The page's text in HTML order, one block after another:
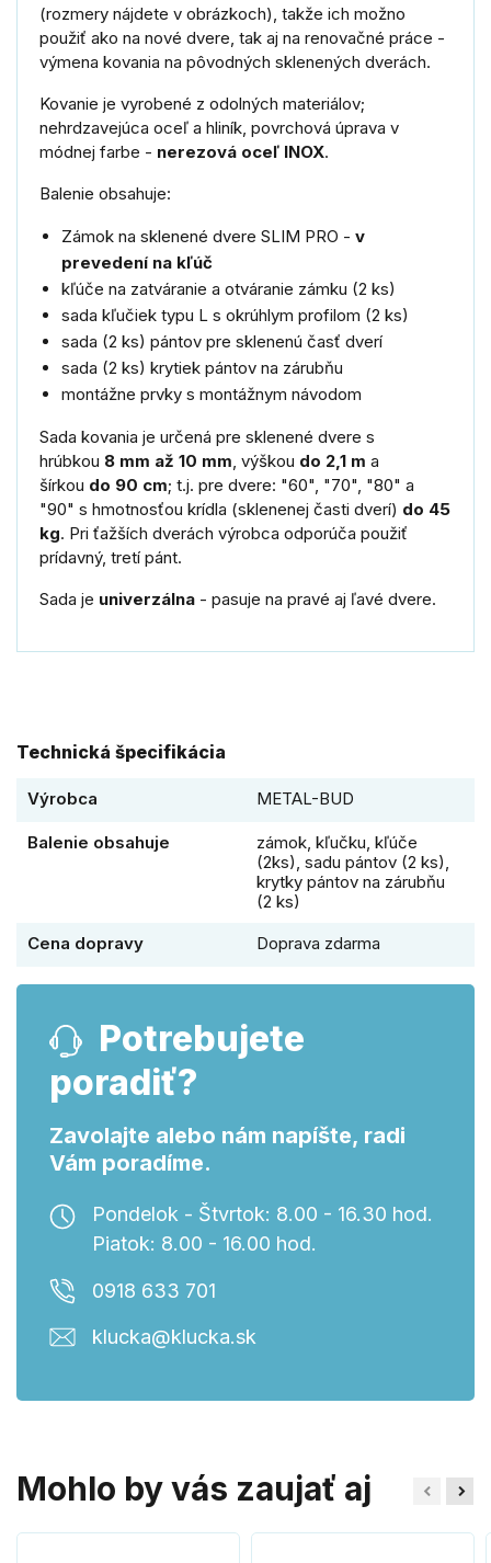
(rozmery nájdete v obrázkoch), takže ich možno
použiť ako na nové dvere, tak aj na renovačné práce -
výmena kovania na pôvodných sklenených dverách.
Kovanie je vyrobené z odolných materiálov;
nehrdzavejúca oceľ a hliník, povrchová úprava v
módnej farbe - nerezová oceľ INOX.
Balenie obsahuje:
Zámok na sklenené dvere SLIM PRO - v
prevedení na kľúč
kľúče na zatváranie a otváranie zámku (2 ks)
sada kľučiek typu L s okrúhlym profilom (2 ks)
sada (2 ks) pántov pre sklenenú časť dverí
sada (2 ks) krytiek pántov na zárubňu
montážne prvky s montážnym návodom
Sada kovania je určená pre sklenené dvere s
hrúbkou 8 mm až 10 mm, výškou do 2,1 m a
šírkou do 90 cm; t.j. pre dvere: "60", "70", "80" a
"90" s hmotnosťou krídla (sklenenej časti dverí) do 45
kg. Pri ťažších dverách výrobca odporúča použiť
prídavný, tretí pánt.
Sada je univerzálna - pasuje na pravé aj ľavé dvere.
Technická špecifikácia
Výrobca METAL-BUD
Balenie obsahuje
zámok, kľučku, kľúče
(2ks), sadu pántov (2 ks),
krytky pántov na zárubňu
(2 ks)
Cena dopravy
Doprava zdarma
Potrebujete
poradiť?
Zavolajte alebo nám napíšte, radi
Vám poradíme.
Pondelok - Štvrtok: 8.00 - 16.30 hod.
Piatok: 8.00 - 16.00 hod.
0918 633 701
klucka@klucka.sk
Mohlo by vás zaujať aj